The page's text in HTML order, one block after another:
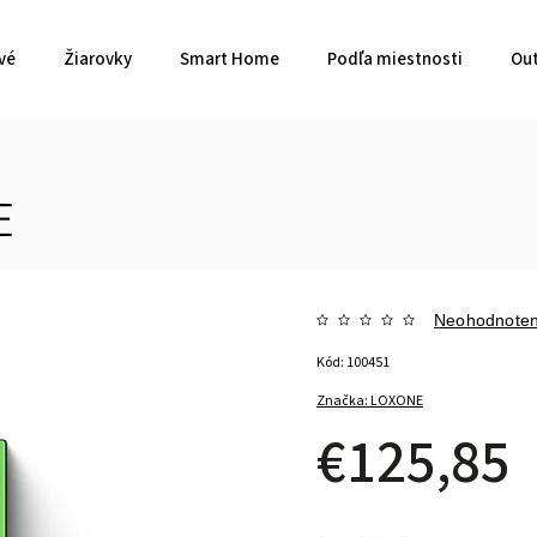
Žiarovky Smart Home Podľa miestnosti
Značka:LOXONE
€125,85
Kód: 100451